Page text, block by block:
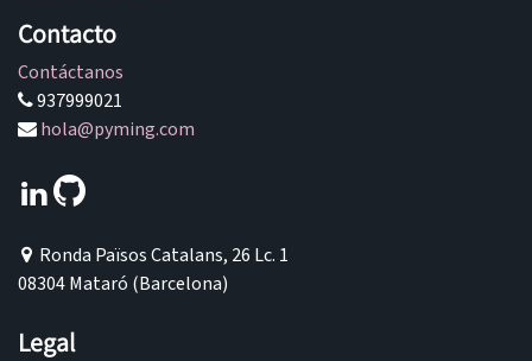
Contacto
Contáctanos
937999021
hola@pyming.com
Ronda Països Catalans, 26 Lc. 1
08304 Mataró (Barcelona)
Legal